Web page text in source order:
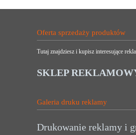
Oferta sprzedaży produktów
Tutaj znajdziesz i kupisz interesujące
SKLEP
Galeria druku reklamy
Drukowanie reklamy i